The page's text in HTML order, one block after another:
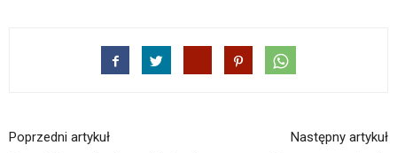
Poprzedni artykuł Następny artykuł